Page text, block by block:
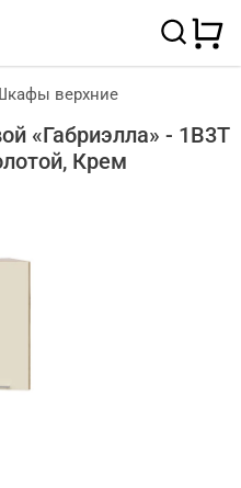
верхние
«Габриэлла» - 1В3Т
Крем